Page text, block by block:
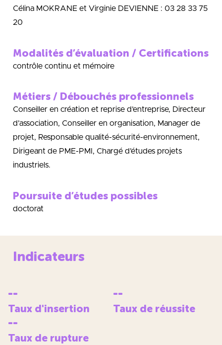
Célina MOKRANE et Virginie DEVIENNE : 03 28 33 75
20
Modalités d’évaluation / Certifications
contrôle continu et mémoire
Métiers / Débouchés professionnels
Conseiller en création et reprise d’entreprise, Directeur
d’association, Conseiller en organisation, Manager de
projet, Responsable qualité-sécurité-environnement,
Dirigeant de PME-PMI, Chargé d’études projets
industriels.
Poursuite d’études possibles
doctorat
Indicateurs
--
Taux d'insertion
--
Taux de réussite
--
Taux de rupture